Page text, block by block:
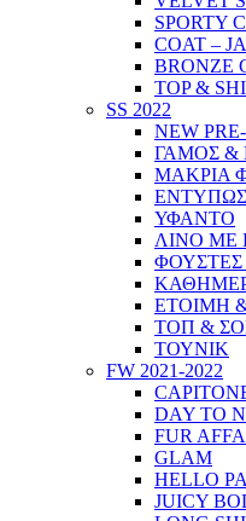
SPORTY
COAT –
BRONZE
TOP &
SS 2022
NEW
ΓΑΜΟΣ &
ΜΑΚΡΙΑ
ΥΦΑΝΤΟ
ΛΙΝΟ ΜΕ
ΕΤΟΙΜΗ
ΤΟΠ &
ΤΟΥΝΙΚ
FW 2021-2022
DAY TO
FUR
GLAM
HELLO
JUICY